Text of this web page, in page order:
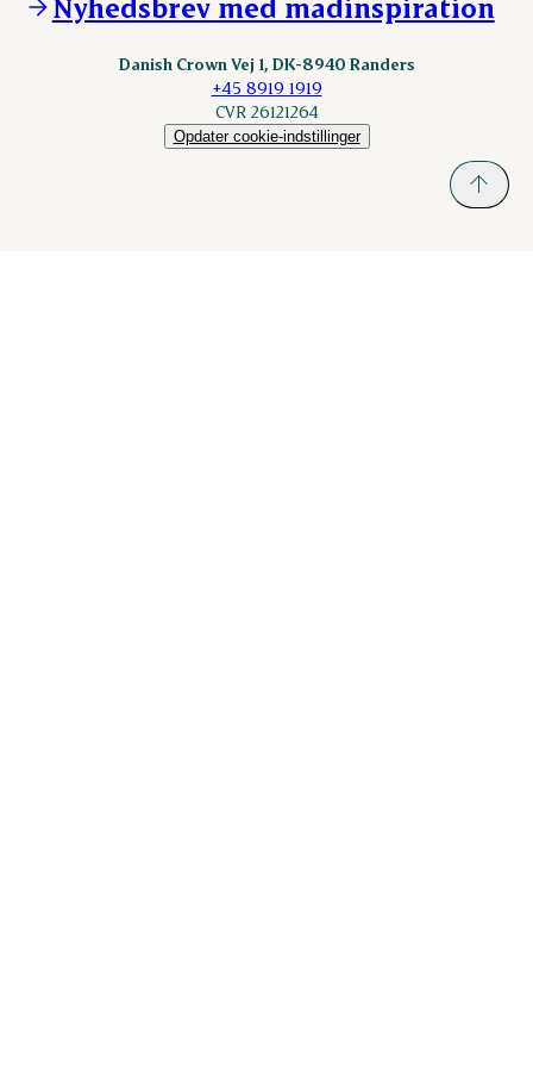
Scanhide.dk
Danish Crown Vej 1, DK-8940 Randers
+45 8919 1919
CVR 26121264
Opdater cookie-indstillinger